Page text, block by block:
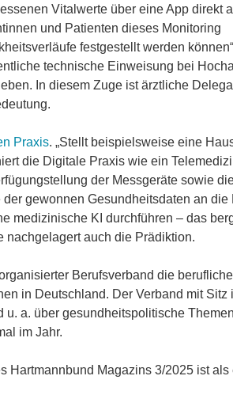
Vitalwerte über eine App direkt
und Patienten dieses Monitoring
festgestellt werden
technische Einweisung bei
In diesem Zuge ist ärztliche
Praxis. „Stellt beispielsweise eine
die Digitale Praxis wie ein
der Messgeräte sowie
gewonnen Gesundheitsdaten an die
medizinische KI durchführen – das
nachgelagert auch die Prädiktion.
Berufsverband die
in Deutschland. Der Verband mit Sitz
u. a. über gesundheitspolitische
im Jahr.
Hartmannbund Magazins 3/2025 ist als